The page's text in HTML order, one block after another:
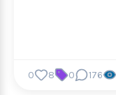
176
0
8
0